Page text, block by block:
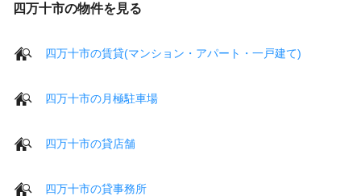
四万十市の物件を見る
四万十市の賃貸(マンション・アパート・一戸建て)
四万十市の月極駐車場
四万十市の貸店舗
四万十市の貸事務所